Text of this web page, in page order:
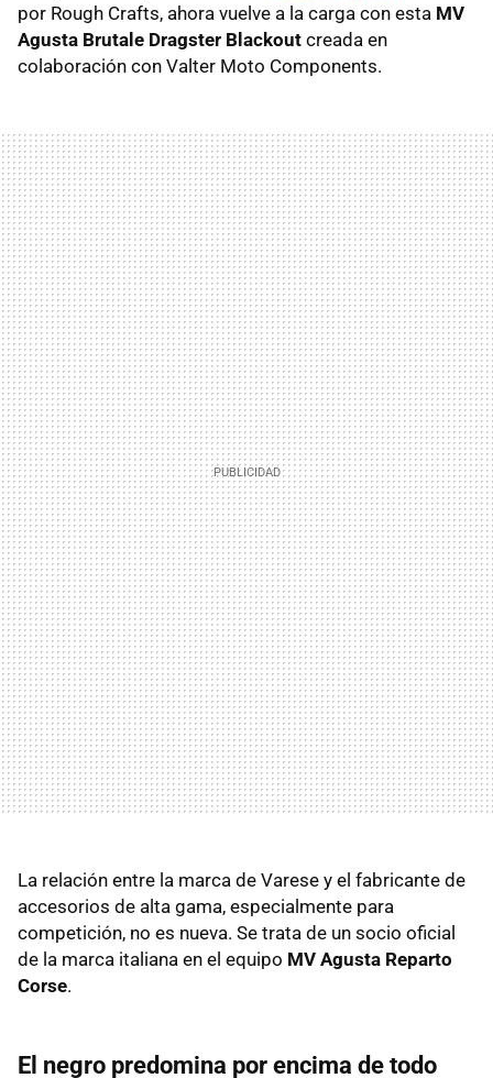
por Rough Crafts, ahora vuelve a la carga con esta MV
Agusta Brutale Dragster Blackout creada en
colaboración con Valter Moto Components.
La relación entre la marca de Varese y el fabricante de
accesorios de alta gama, especialmente para
competición, no es nueva. Se trata de un socio oficial
de la marca italiana en el equipo MV Agusta Reparto
Corse.
El negro predomina por encima de todo